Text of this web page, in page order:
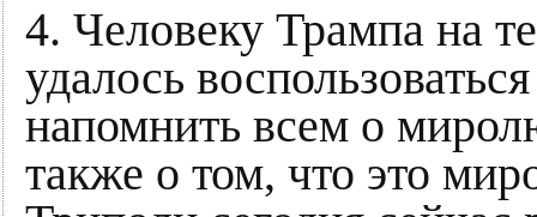
4. Человеку Трампа на
удалось
напомнить всем о
также о том, что это